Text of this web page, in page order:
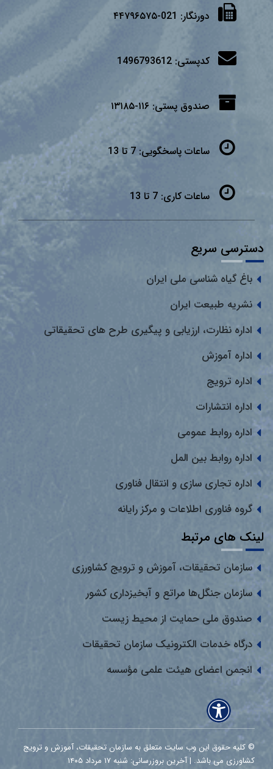
دورنگار: 021-۴۴۷۹۶۵۷۵
کدپستی: 1496793612
صندوق پستی: ۱۱۶-۱۳۱۸۵
ساعات پاسخگویی: 7 تا 13
ساعات کاری: 7 تا 13
دسترسی سریع
باغ گیاه شناسی ملی ایران
نشریه طبیعت ایران
اداره نظارت، ارزیابی و پیگیری طرح های تحقیقاتی
اداره آموزش
اداره ترویج
اداره انتشارات
اداره روابط عمومی
اداره روابط بین المل
اداره تجاری سازی و انتقال فناوری
گروه فناوری اطلاعات و مرکز رایانه
لینک های مرتبط
سازمان تحقیقات، آموزش و ترویج کشاورزی
سازمان جنگل‌ها مراتع و آبخیزداری کشور
صندوق ملی حمایت از محیط زیست
درگاه خدمات الکترونیک سازمان تحقیقات
انجمن اعضای هیئت علمی مؤسسه
© کلیه حقوق این وب سایت متعلق به سازمان تحقیقات، آموزش و ترویج
کشاورزی می باشد. | آخرین بروزرسانی: شنبه ۱۷ مرداد ۱۴۰۵